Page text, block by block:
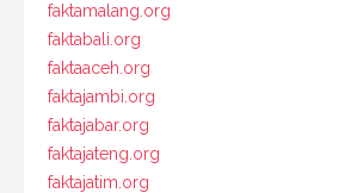
faktamalang.org
faktabali.org
faktaaceh.org
faktajambi.org
faktajabar.org
faktajateng.org
faktajatim.org